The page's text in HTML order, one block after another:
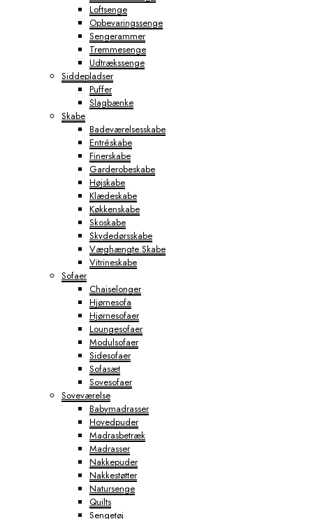
Loftsenge
Opbevaringssenge
Sengerammer
Tremmesenge
Udtrækssenge
Siddepladser
Puffer
Slagbænke
Skabe
Badeværelsesskabe
Entréskabe
Finerskabe
Garderobeskabe
Højskabe
Klædeskabe
Køkkenskabe
Skoskabe
Skydedørsskabe
Væghængte Skabe
Vitrineskabe
Sofaer
Chaiselonger
Hjørnesofa
Hjørnesofaer
Loungesofaer
Modulsofaer
Sidesofaer
Sofasæt
Sovesofaer
Soveværelse
Babymadrasser
Hovedpuder
Madrasbetræk
Madrasser
Nakkepuder
Nakkestøtter
Natursenge
Quilts
Sengetøj